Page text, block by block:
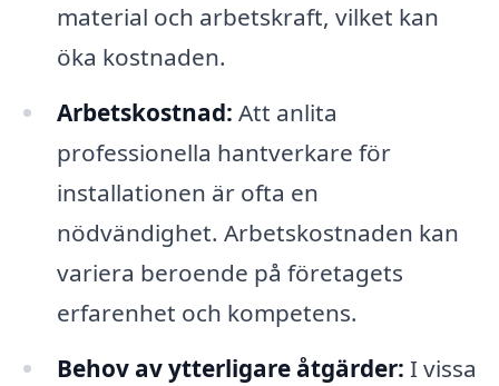
material och arbetskraft, vilket kan
öka kostnaden.
Arbetskostnad: Att anlita
professionella hantverkare för
installationen är ofta en
nödvändighet. Arbetskostnaden kan
variera beroende på företagets
erfarenhet och kompetens.
Behov av ytterligare åtgärder: I vissa